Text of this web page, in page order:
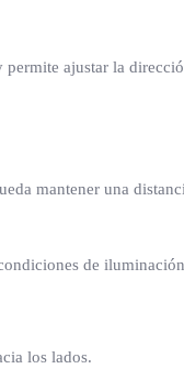
ajustar la
mantener una
de
los lados.